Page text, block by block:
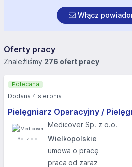
Włącz
Oferty pracy
Znaleźliśmy 276 ofert pracy
Pielęgniarz Operacyjny /
Medicover Sp. z o.o.
Wielkopolskie
umowa o pracę
praca od zaraz
Polecana
Dodana 4 sierpnia